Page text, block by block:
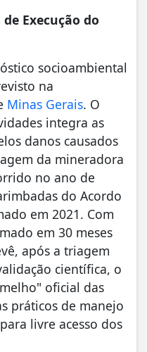
Execução do
socioambiental
na
Minas Gerais. O
integra as
danos causados
da mineradora
no ano de
do Acordo
em 2021. Com
em 30 meses
após a triagem
científica, o
oficial das
práticos de manejo
livre acesso dos